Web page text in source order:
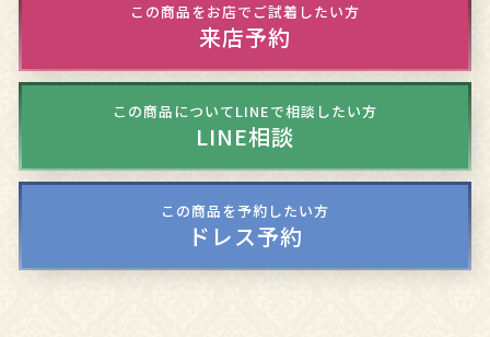
この商品をお店でご試着したい方
来店予約
この商品についてLINEで相談したい方
LINE相談
この商品を予約したい方
ドレス予約